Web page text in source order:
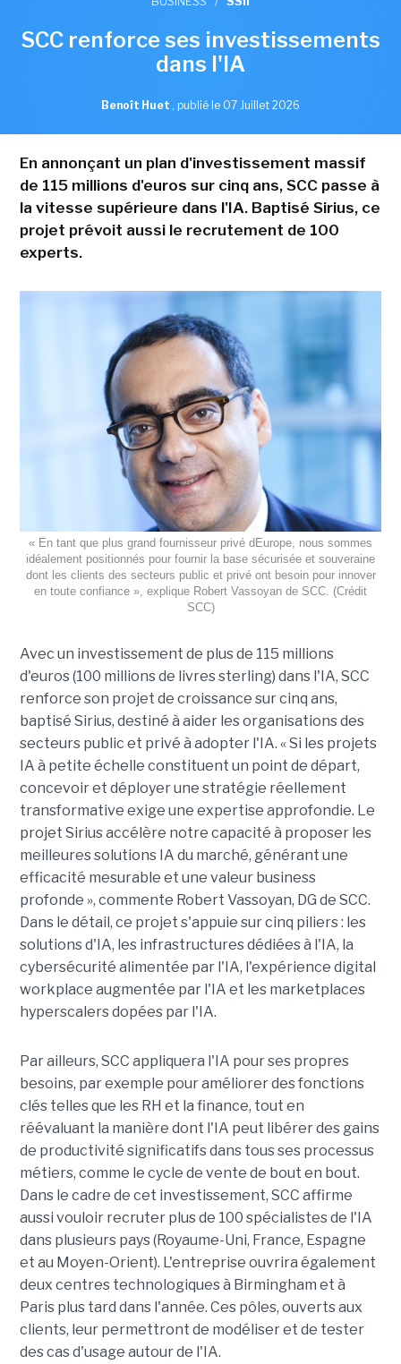
SCC renforce ses investissements
dans l'IA
Benoît Huet , publié le 07 Juillet 2026
En annonçant un plan d'investissement massif
de 115 millions d'euros sur cinq ans, SCC passe à
la vitesse supérieure dans l'IA. Baptisé Sirius, ce
projet prévoit aussi le recrutement de 100
experts.
« En tant que plus grand fournisseur privé dEurope, nous sommes
idéalement positionnés pour fournir la base sécurisée et souveraine
dont les clients des secteurs public et privé ont besoin pour innover
en toute confiance », explique Robert Vassoyan de SCC. (Crédit
SCC)
Avec un investissement de plus de 115 millions
d'euros (100 millions de livres sterling) dans l'IA, SCC
renforce son projet de croissance sur cinq ans,
baptisé Sirius, destiné à aider les organisations des
secteurs public et privé à adopter l'IA. « Si les projets
IA à petite échelle constituent un point de départ,
concevoir et déployer une stratégie réellement
transformative exige une expertise approfondie. Le
projet Sirius accélère notre capacité à proposer les
meilleures solutions IA du marché, générant une
efficacité mesurable et une valeur business
profonde », commente Robert Vassoyan, DG de SCC.
Dans le détail, ce projet s'appuie sur cinq piliers : les
solutions d'IA, les infrastructures dédiées à l'IA, la
cybersécurité alimentée par l'IA, l'expérience digital
workplace augmentée par l'IA et les marketplaces
hyperscalers dopées par l'IA.
Par ailleurs, SCC appliquera l'IA pour ses propres
besoins, par exemple pour améliorer des fonctions
clés telles que les RH et la finance, tout en
réévaluant la manière dont l'IA peut libérer des gains
de productivité significatifs dans tous ses processus
métiers, comme le cycle de vente de bout en bout.
Dans le cadre de cet investissement, SCC affirme
aussi vouloir recruter plus de 100 spécialistes de l'IA
dans plusieurs pays (Royaume-Uni, France, Espagne
et au Moyen-Orient). L'entreprise ouvrira également
deux centres technologiques à Birmingham et à
Paris plus tard dans l'année. Ces pôles, ouverts aux
clients, leur permettront de modéliser et de tester
des cas d'usage autour de l'IA.